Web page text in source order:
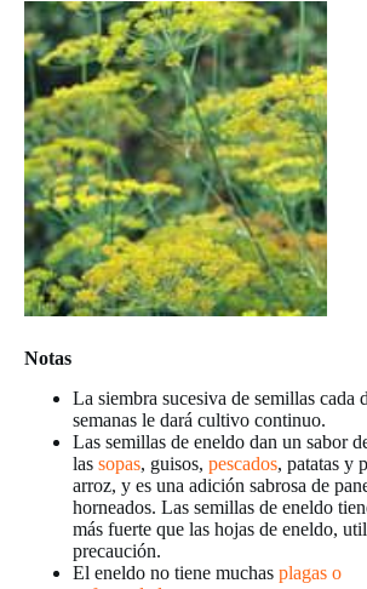
Notas
La siembra sucesiva de semillas cada
semanas le dará cultivo continuo.
Las semillas de eneldo dan un sabor
las sopas, guisos, pescados, patatas y
arroz, y es una adición sabrosa de
horneados. Las semillas de eneldo
más fuerte que las hojas de eneldo,
precaución.
El eneldo no tiene muchas plagas o